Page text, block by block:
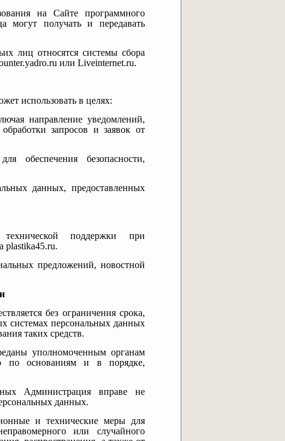
на Сайте программного
могут получать и передавать
лиц относятся системы сбора
или Liveinternet.ru.
использовать в целях:
направление уведомлений,
запросов и заявок от
обеспечения безопасности,
данных, предоставленных
поддержки при
plastika45.ru.
предложений, новостной
без ограничения срока,
системах персональных данных
таких средств.
уполномоченным органам
по основаниям и в порядке,
Администрация вправе не
данных.
и технические меры для
или случайного